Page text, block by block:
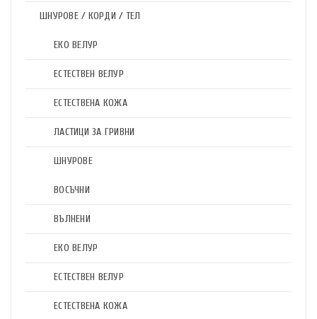
ШНУРОВЕ / КОРДИ / ТЕЛ
ЕКО ВЕЛУР
ЕСТЕСТВЕН ВЕЛУР
ЕСТЕСТВЕНА КОЖА
ЛАСТИЦИ ЗА ГРИВНИ
ШНУРОВЕ
ВОСЪЧНИ
ВЪЛНЕНИ
ЕКО ВЕЛУР
ЕСТЕСТВЕН ВЕЛУР
ЕСТЕСТВЕНА КОЖА